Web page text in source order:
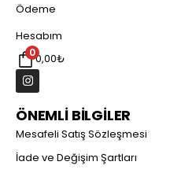
Ödeme
Hesabım
00,00₺
ÖNEMLİ BİLGİLER
Mesafeli Satış Sözleşmesi
İade ve Değişim Şartları